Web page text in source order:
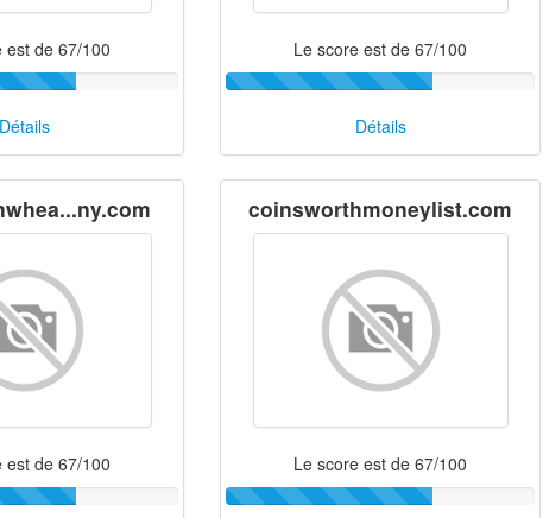
est de 67/100
Détails
Le score est de 67/100
Détails
est de 67/100
coinsworthmoneylist.com
Le score est de 67/100